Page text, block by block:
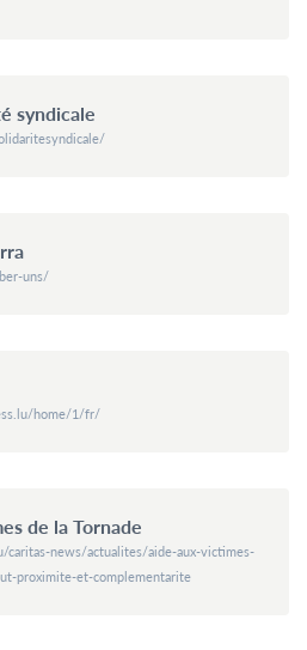
syndicale
uns/
home/1/fr/
de la Tornade
news/actualites/aide-aux-victimes-
proximite-et-complementarite